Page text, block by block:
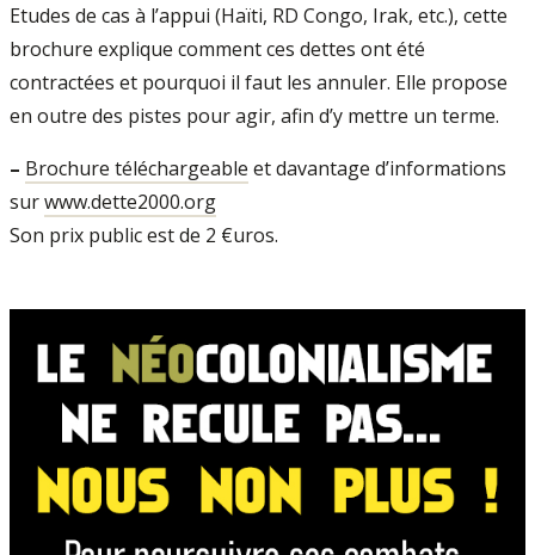
Etudes de cas à l’appui (Haïti, RD Congo, Irak, etc.), cette
brochure explique comment ces dettes ont été
contractées et pourquoi il faut les annuler. Elle propose
en outre des pistes pour agir, afin d’y mettre un terme.
– Brochure téléchargeable et davantage d’informations
surwww.dette2000.org
Son prix public est de 2 €uros.